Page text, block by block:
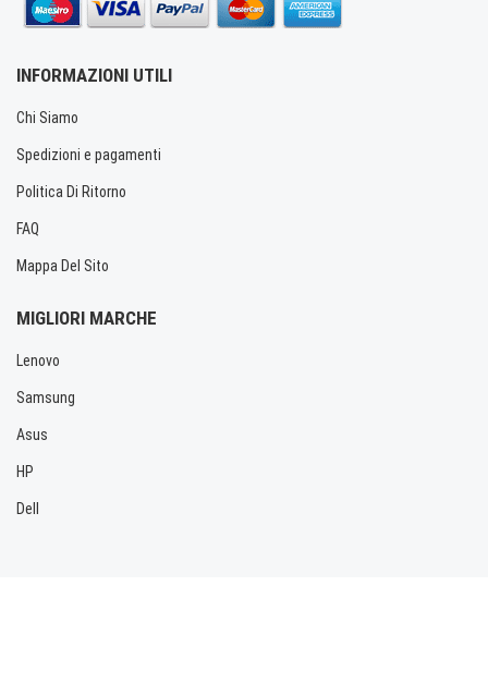
INFORMAZIONI UTILI
Chi Siamo
Spedizioni e pagamenti
Politica Di Ritorno
FAQ
Mappa Del Sito
MIGLIORI MARCHE
Lenovo
Samsung
Asus
HP
Dell